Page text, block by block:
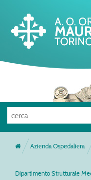
Azienda Ospedaliera
Dipartimento Strutturale